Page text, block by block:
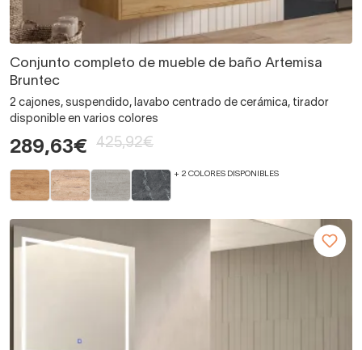
Conjunto completo de mueble de baño Artemisa
Bruntec
2 cajones, suspendido, lavabo centrado de cerámica, tirador
disponible en varios colores
289,63€ 425,92€
+ 2 COLORES DISPONIBLES